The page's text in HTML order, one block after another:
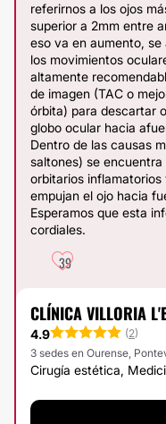
referirnos a los ojos
superior a 2mm entre
eso va en aumento,
los movimientos
altamente
de imagen (TAC o
órbita) para descartar
globo ocular hacia
Dentro de las causas
saltones) se
orbitarios inflamatorios
empujan el ojo hacia
Esperamos que esta
cordiales.
39
CLÍNICA VILLORIA
4.9 (2)
3 sedes en Ourense,
Cirugía estética,